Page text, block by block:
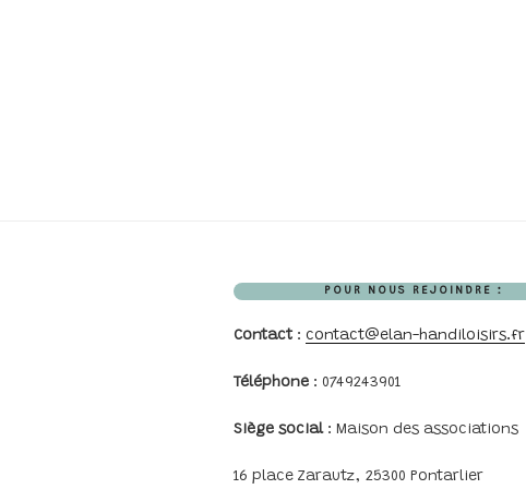
POUR NOUS REJOINDRE :
Contact : contact@elan-handiloisirs.fr
Téléphone : 0749243901
Siège social: Maison des associations
16 place Zarautz, 25300 Pontarlier